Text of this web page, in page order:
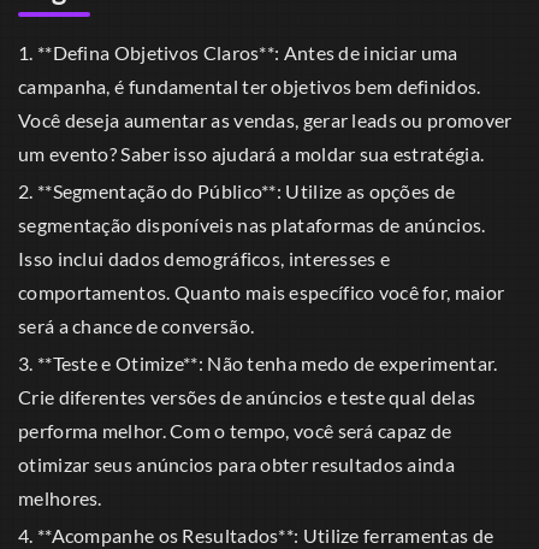
1. **Defina Objetivos Claros**: Antes de iniciar uma
campanha, é fundamental ter objetivos bem definidos.
Você deseja aumentar as vendas, gerar leads ou promover
um evento? Saber isso ajudará a moldar sua estratégia.
2. **Segmentação do Público**: Utilize as opções de
segmentação disponíveis nas plataformas de anúncios.
Isso inclui dados demográficos, interesses e
comportamentos. Quanto mais específico você for, maior
será a chance de conversão.
3. **Teste e Otimize**: Não tenha medo de experimentar.
Crie diferentes versões de anúncios e teste qual delas
performa melhor. Com o tempo, você será capaz de
otimizar seus anúncios para obter resultados ainda
melhores.
4. **Acompanhe os Resultados**: Utilize ferramentas de